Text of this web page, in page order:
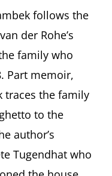
follows the
der Rohe’s
family who
Part memoir,
traces the family
to the
author’s
Tugendhat who